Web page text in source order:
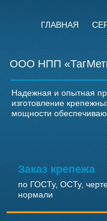
ГЛАВНАЯ
ООО НПП
Надежная и опытная
изготовление
мощности
Заказ крепежа
по ГОСТу, ОСТу,
нормали